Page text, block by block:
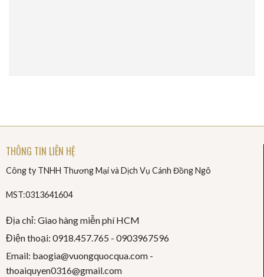
THÔNG TIN LIÊN HỆ
Công ty TNHH Thương Mại và Dịch Vụ Cánh Đồng Ngô
MST:0313641604
Địa chỉ: Giao hàng miễn phí HCM
Điện thoại: 0918.457.765 - 0903967596
Email: baogia@vuongquocqua.com -
thoaiquyen0316@gmail.com